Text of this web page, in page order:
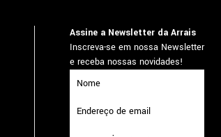
Assine a Newsletter da Arrais
Inscreva-se em nossa Newsletter
e receba nossas novidades!